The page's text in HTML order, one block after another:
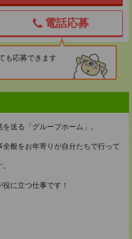
電話応募
も応募できます
送る「グループホーム」。
般をお年寄りが自分たちで行って
に立つ仕事です！